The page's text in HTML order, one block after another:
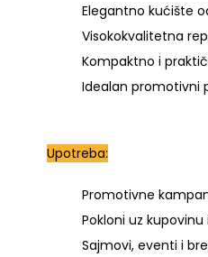
Elegantno kućište
Visokokvalitetna
Kompaktno i
Idealan promotivni
Upotreba:
Promotivne
Pokloni uz
Sajmovi, eventi i